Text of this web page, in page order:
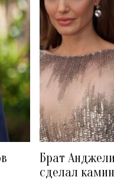
Брат
сделал